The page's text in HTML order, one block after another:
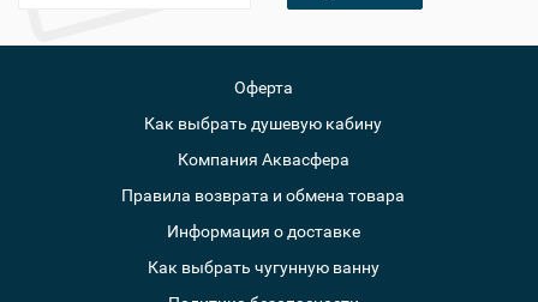
Оферта
Как выбрать душевую кабину
Компания Аквасфера
Правила возврата и обмена товара
Информация о доставке
Как выбрать чугунную ванну